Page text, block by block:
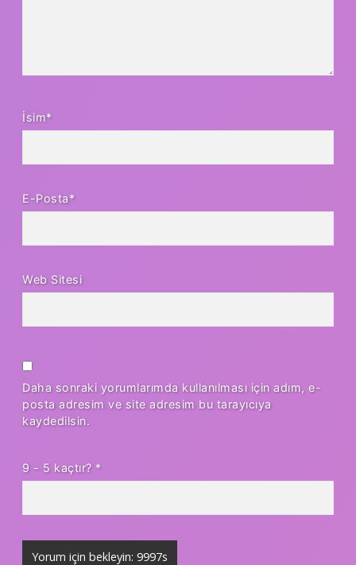
İsim*
E-Posta*
Web Sitesi
Daha sonraki yorumlarımda kullanılması için adım, e-
posta adresim ve site adresim bu tarayıcıya
kaydedilsin.
9 - 5 kaçtır? *